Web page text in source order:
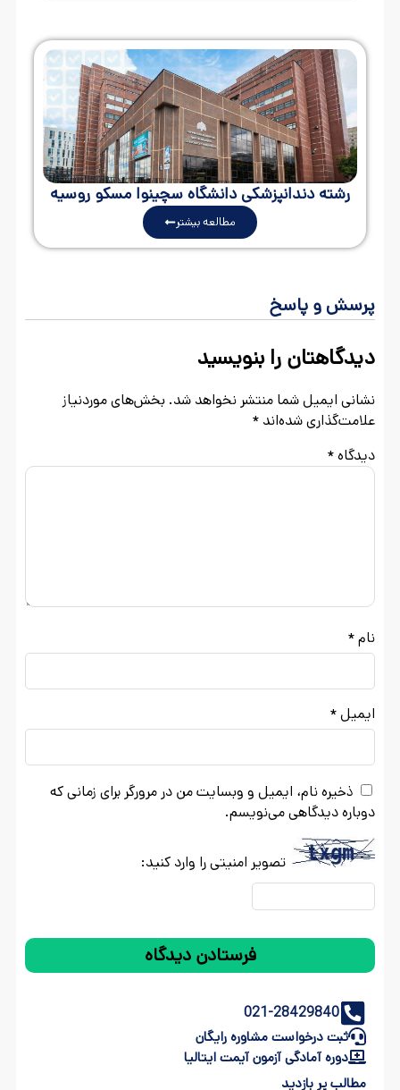
رشته دندانپزشکی دانشگاه سچینوا مسکو روسیه
مطالعه بیشتر
پرسش و پاسخ
دیدگاهتان را بنویسید
نشانی ایمیل شما منتشر نخواهد شد. بخش‌های موردنیاز
علامت‌گذاری شده‌اند *
دیدگاه*
نام*
ایمیل*
ذخیره نام، ایمیل و وبسایت من در مرورگر برای زمانی که
دوباره دیدگاهی می‌نویسم.
تصویر امنیتی را وارد کنید:
021-28429840
ثبت درخواست مشاوره رایگان
دوره آمادگی آزمون آیمت ایتالیا
مطالب پر بازدید